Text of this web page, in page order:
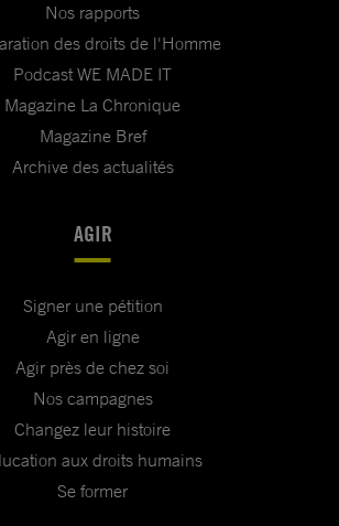
Nos rapports
des droits de l'Homme
Podcast WE MADE IT
Magazine La Chronique
Magazine Bref
Archive des actualités
AGIR
Signer une pétition
Agir en ligne
Agir près de chez soi
Nos campagnes
Changez leur histoire
aux droits humains
Se former